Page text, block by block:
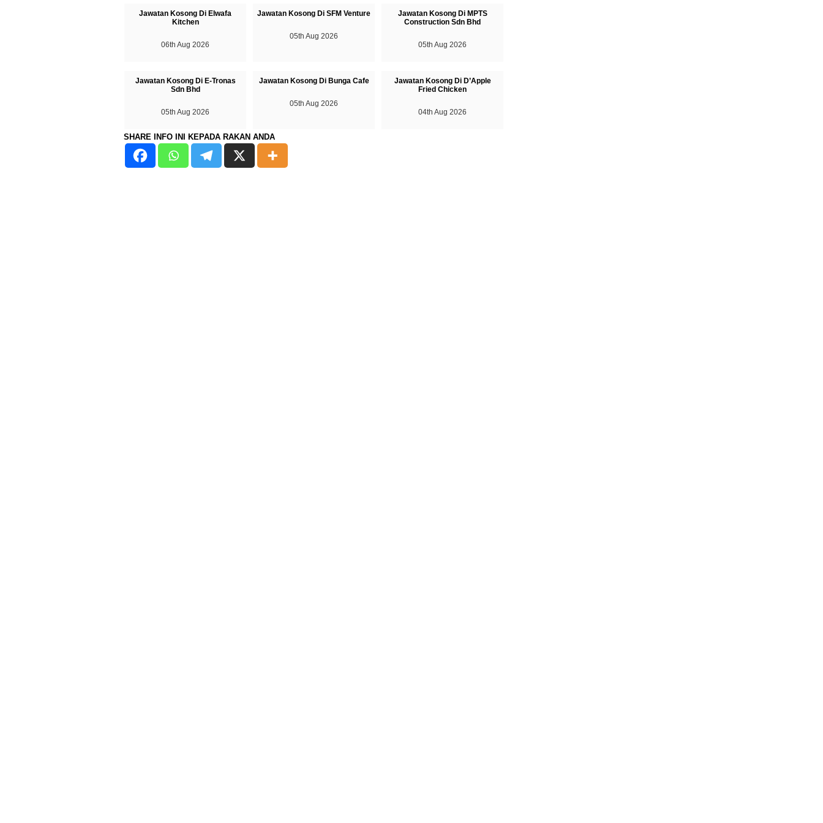
Jawatan Kosong Di Elwafa
Kitchen
06th Aug 2026
Jawatan Kosong Di SFM Venture
05th Aug 2026
Jawatan Kosong Di MPTS
Construction Sdn Bhd
05th Aug 2026
Jawatan Kosong Di E-Tronas
Sdn Bhd
05th Aug 2026
Jawatan Kosong Di Bunga Cafe
05th Aug 2026
Jawatan Kosong Di D’Apple
Fried Chicken
04th Aug 2026
SHARE INFO INI KEPADA RAKAN ANDA